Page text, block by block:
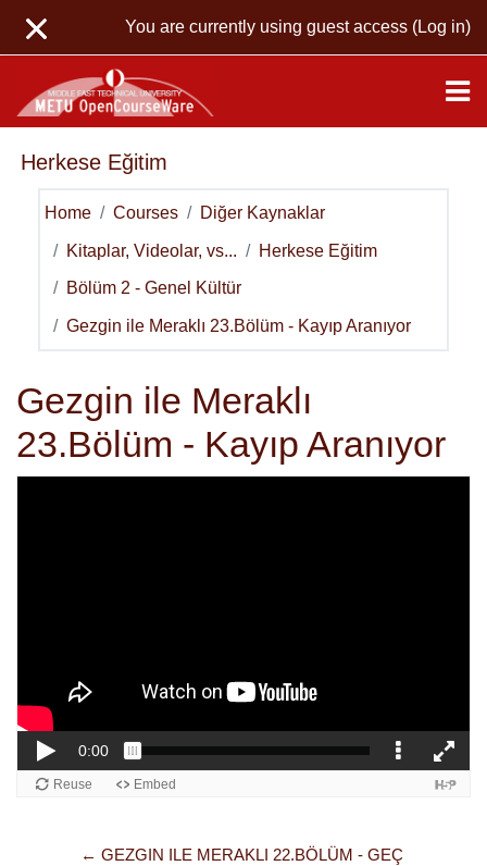
You are currently using guest access (Log in)
Herkese Eğitim
Home Courses Diğer Kaynaklar
Kitaplar, Videolar, vs... Herkese Eğitim
Bölüm 2 - Genel Kültür
Gezgin ile Meraklı 23.Bölüm - Kayıp Aranıyor
Gezgin ile Meraklı
23.Bölüm - Kayıp Aranıyor
← GEZGIN ILE MERAKLI 22.BÖLÜM - GEÇ